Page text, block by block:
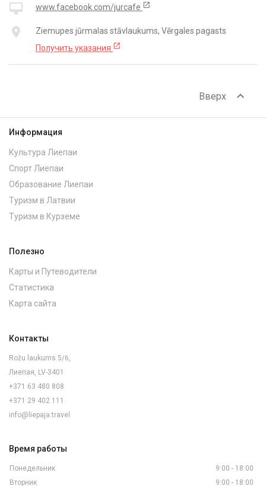
desktop_mac www.facebook.com/jurcafe open_in_new
place
Ziemupes jūrmalas stāvlaukums, Vērgales pagasts
Получить указания open_in_new
Вверх expand_less
Информация
Культура Лиепаи
Спорт Лиепаи
Образование Лиепаи
Туризм в Латвии
Туризм в Курземе
Полезно
Карты и Путеводители
Статистика
Карта сайта
Контакты
Rožu laukums 5/6,
Лиепая, LV-3401
+371 63 480 808
+371 29 402 111
info@liepaja.travel
Время работы
Понедельник
9:00 - 18:00
Вторник
9:00 - 18:00